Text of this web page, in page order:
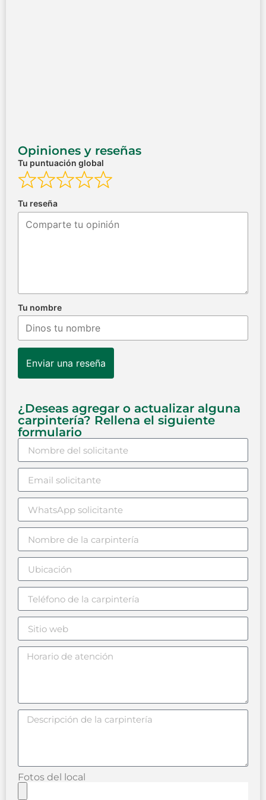
Opiniones y reseñas
Tu puntuación global
Tu reseña
Tu nombre
Enviar una reseña
¿Deseas agregar o actualizar alguna
carpintería? Rellena el siguiente
formulario
Fotos del local